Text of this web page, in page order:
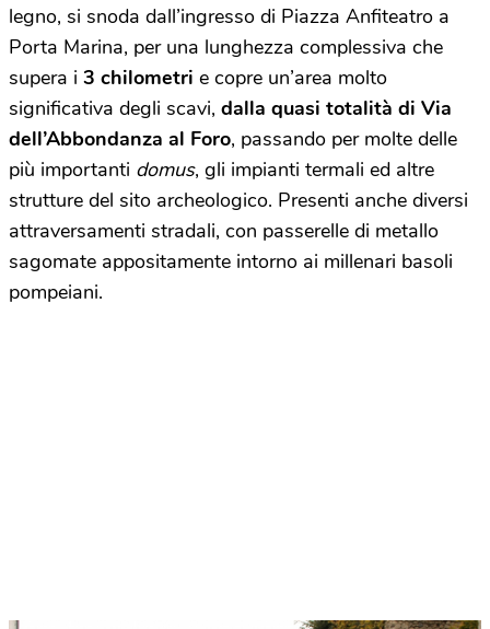
legno, si snoda dall’ingresso di Piazza Anfiteatro a
Porta Marina, per una lunghezza complessiva che
supera i 3 chilometri e copre un’area molto
significativa degli scavi, dalla quasi totalità di Via
dell’Abbondanza al Foro, passando per molte delle
più importanti domus, gli impianti termali ed altre
strutture del sito archeologico. Presenti anche diversi
attraversamenti stradali, con passerelle di metallo
sagomate appositamente intorno ai millenari basoli
pompeiani.